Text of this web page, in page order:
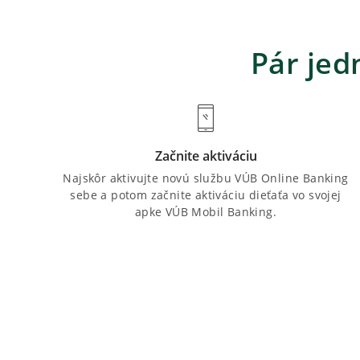
Pár
Začnite aktiváciu
Najskôr aktivujte novú službu VÚB Online Banking
sebe a potom začnite aktiváciu dieťaťa vo svojej
apke VÚB Mobil Banking.